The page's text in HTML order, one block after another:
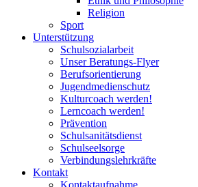
Religion
Sport
Unterstützung
Schulsozialarbeit
Unser Beratungs-Flyer
Berufsorientierung
Jugendmedienschutz
Kulturcoach werden!
Lerncoach werden!
Prävention
Schulsanitätsdienst
Schulseelsorge
Verbindungslehrkräfte
Kontakt
Kontaktaufnahme